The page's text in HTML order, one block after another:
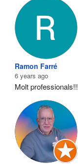
Ramon Farré
6 years ago
Molt professionals!!!